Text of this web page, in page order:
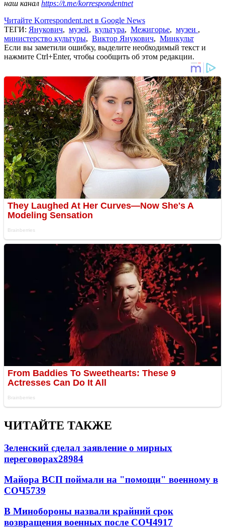
наш канал https://t.me/korrespondentnet
Читайте Korrespondent.net в Google News
ТЕГИ: Янукович, музей, культура, Межигорье, музеи ,
министерство культуры, Виктор Янукович, Минкульт
Если вы заметили ошибку, выделите необходимый текст и
нажмите Ctrl+Enter, чтобы сообщить об этом редакции.
ЧИТАЙТЕ ТАКЖЕ
Зеленский сделал заявление о мирных
переговорах28984
Майора ВСП поймали на "помощи" военному в
СОЧ5739
В Минобороны назвали крайний срок
возвращения военных после СОЧ4917